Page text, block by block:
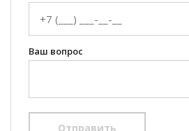
Ваш вопрос
Отправить